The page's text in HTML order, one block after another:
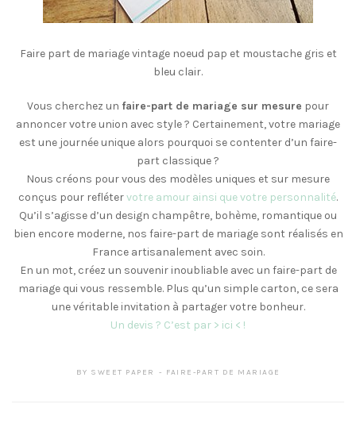
Faire part de mariage vintage noeud pap et moustache gris et
bleu clair.
Vous cherchez un faire-part de mariage sur mesure pour
annoncer votre union avec style ? Certainement, votre mariage
est une journée unique alors pourquoi se contenter d’un faire-
part classique ?
Nous créons pour vous des modèles uniques et sur mesure
conçus pour reflétervotre amour ainsi que votre personnalité.
Qu’il s’agisse d’un design champêtre, bohème, romantique ou
bien encore moderne, nos faire-part de mariage sont réalisés en
France artisanalement avec soin.
En un mot, créez un souvenir inoubliable avec un faire-part de
mariage qui vous ressemble. Plus qu’un simple carton, ce sera
une véritable invitation à partager votre bonheur.
Un devis ? C’est par > ici < !
BY SWEET PAPER FAIRE-PART DE MARIAGE